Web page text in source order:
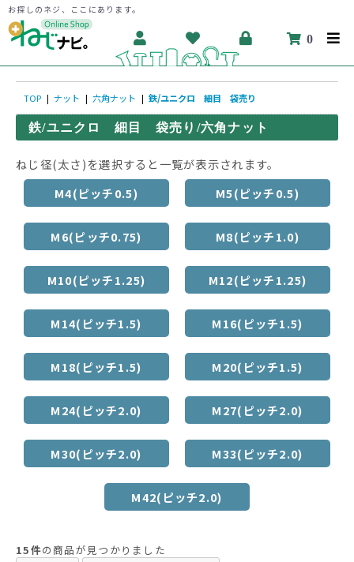
お探しのネジ、ここにあります。
0
TOP | ナット | 六角ナット | 鉄/ユニクロ 細目 袋売り
鉄/ユニクロ 細目 袋売り/六角ナット
ねじ径(太さ)を選択すると一覧が表示されます。
M4(ピッチ0.5)
M5(ピッチ0.5)
M6(ピッチ0.75) M8(ピッチ1.0)
M10(ピッチ1.25) M12(ピッチ1.25)
M14(ピッチ1.5) M16(ピッチ1.5)
M18(ピッチ1.5) M20(ピッチ1.5)
M24(ピッチ2.0) M27(ピッチ2.0)
M30(ピッチ2.0) M33(ピッチ2.0)
M42(ピッチ2.0)
15件の商品が見つかりました